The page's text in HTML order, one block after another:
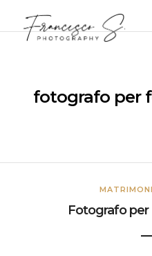
fotografo per
Fotografo per